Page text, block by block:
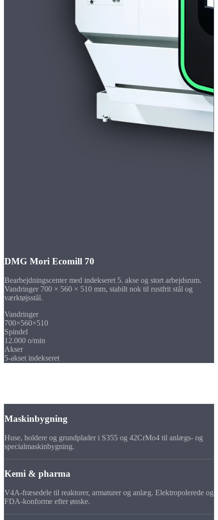
DMG Mori Ecomill 70
Bearbejdningscenter med indekseret 5. akse og stort arbejdsrum.
Vandringer 700 × 560 × 510 mm, stabilt nok til rustfrit stål og
værktøjsstål.
Vandringer
700×560×510
Spindel
12.000 o/min
Akser
5-akset indekseret
Maskinbygning
Huse, holdere og grundplader i S355 og 42CrMo4 til anlægs- og
specialmaskinbygning.
Kemi & pharma
V4A-fræsedele til reaktorer, armaturer og anlæg. Elektropolerede og
FDA-konforme efter ønske.